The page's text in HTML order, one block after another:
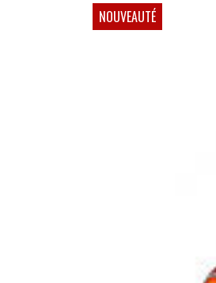
NOUVEAUTÉ